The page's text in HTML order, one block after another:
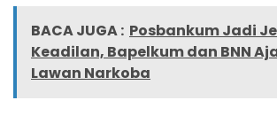
BACA JUGA : Posbankum Jadi
Keadilan, Bapelkum dan BNN
Lawan Narkoba